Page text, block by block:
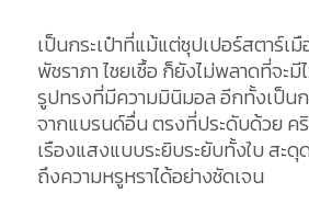
เป็นกระเป๋าที่แม้แต่ซุปเปอร์สตาร์
พัชราภา ไชยเชื้อ ก็ยังไม่พลาดที่จะ
รูปทรงที่มีความมินิมอล อีกทั้งเป็นก
จากแบรนด์อื่น ตรงที่ประดับด้วย ค
เรืองแสงแบบระยิบระยับทั้งใบ สะ
ถึงความหรูหราได้อย่างชัดเจน